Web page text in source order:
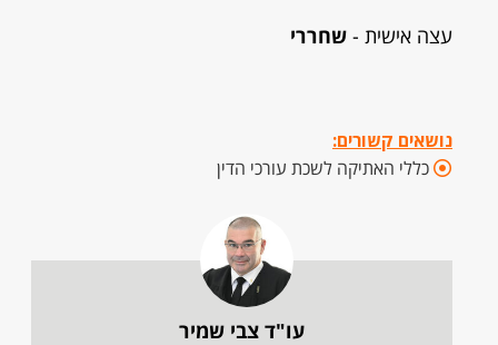
עצה אישית - שחררי
נושאים קשורים:
כללי האתיקה לשכת עורכי הדין
עו"ד צבי שמיר